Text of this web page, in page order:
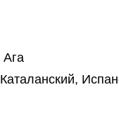
Ага
Каталанский,